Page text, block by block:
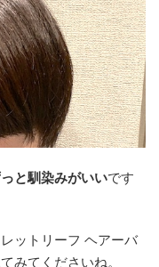
と馴染みがいいです
ットリーフ ヘアーバ
みてくださいね。